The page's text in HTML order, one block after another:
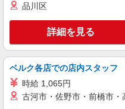
インセンティブ支
+゜・。○。
キープ
紹介予定派遣
時給
品川区
詳細を見る
ベルク各店での店内スタッフ
時給 1,065円
古河市・佐野市・前橋市